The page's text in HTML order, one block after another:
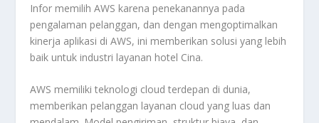
Infor memilih AWS karena penekanannya pada
pengalaman pelanggan, dan dengan mengoptimalkan
kinerja aplikasi di AWS, ini memberikan solusi yang lebih
baik untuk industri layanan hotel Cina.
AWS memiliki teknologi cloud terdepan di dunia,
memberikan pelanggan layanan cloud yang luas dan